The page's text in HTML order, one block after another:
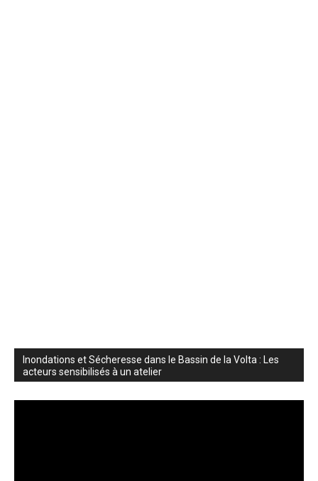
Inondations et Sécheresse dans le Bassin de la Volta : Les
acteurs sensibilisés à un atelier